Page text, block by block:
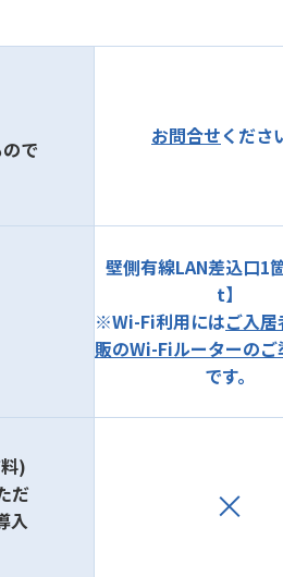
で
お問合せくださ
壁側有線LAN差込口1
t】
※Wi-Fi利用にはご入
販のWi-Fiルーターの
です。
)
だ
入